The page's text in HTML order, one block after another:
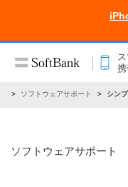
ソフトウェアサポート シン
ソフトウェアサポート